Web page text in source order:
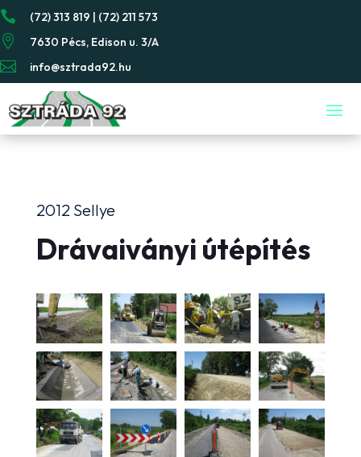
 (72) 313 819 | (72) 211 573
 7630 Pécs, Edison u. 3/A
 info@sztrada92.hu
2012 Sellye
Drávaiványi útépítés